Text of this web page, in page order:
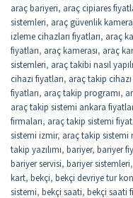
araç bariyeri, araç cipiares
sistemleri, araç güvenlik
izleme cihazları fiyatları, araç
fiyatları, araç kamerası, araç
sistemleri, araç takibi nasıl
cihazı fiyatları, araç takip cihazı
fiyatları, araç takip programı,
araç takip sistemi ankara
firmaları, araç takip sistemi fiyat
sistemi izmir, araç takip sistemi
takip yazılımı, bariyer, bariyer
bariyer servisi, bariyer sistemleri,
kart, bekçi, bekçi devriye tur
sistemi, bekçi saati, bekçi saati